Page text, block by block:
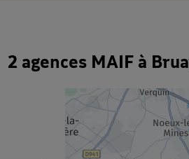
2 agences MAIF à